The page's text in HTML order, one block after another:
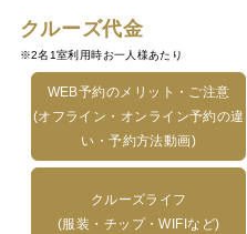
クルーズ代金
※2名1室利用時お一人様あたり
WEB予約のメリット・ご注意
(オフライン・オンライン予約の違
い・予約方法動画)
クルーズライフ
(服装・チップ・WIFIなど)